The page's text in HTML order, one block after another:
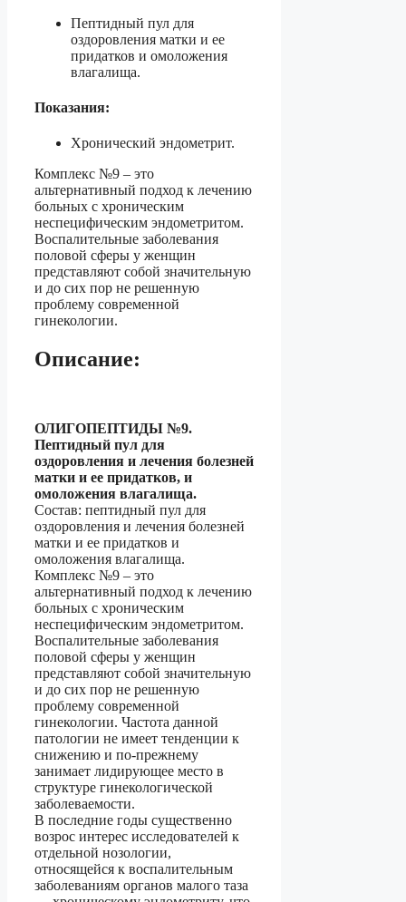
Пептидный пул для
оздоровления матки и ее
придатков и омоложения
влагалища.
Показания:
Хронический эндометрит.
Комплекс №9 – это
альтернативный подход к лечению
больных с хроническим
неспецифическим эндометритом.
Воспалительные заболевания
половой сферы у женщин
представляют собой значительную
и до сих пор не решенную
проблему современной
гинекологии.
Описание:
ОЛИГОПЕПТИДЫ №9.
Пептидный пул для
оздоровления и лечения болезней
матки и ее придатков, и
омоложения влагалища.
Состав: пептидный пул для
оздоровления и лечения болезней
матки и ее придатков и
омоложения влагалища.
Комплекс №9 – это
альтернативный подход к лечению
больных с хроническим
неспецифическим эндометритом.
Воспалительные заболевания
половой сферы у женщин
представляют собой значительную
и до сих пор не решенную
проблему современной
гинекологии. Частота данной
патологии не имеет тенденции к
снижению и по-прежнему
занимает лидирующее место в
структуре гинекологической
заболеваемости.
В последние годы существенно
возрос интерес исследователей к
отдельной нозологии,
относящейся к воспалительным
заболеваниям органов малого таза